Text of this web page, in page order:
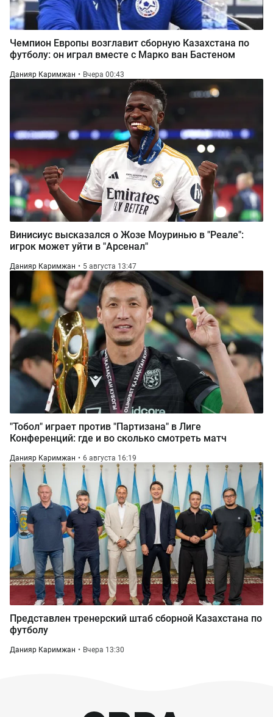
Чемпион Европы возглавит сборную Казахстана по
футболу: он играл вместе с Марко ван Бастеном
Данияр Каримжан Вчера 00:43
Винисиус высказался о Жозе Моуринью в "Реале":
игрок может уйти в "Арсенал"
Данияр Каримжан 5 августа 13:47
"Тобол" играет против "Партизана" в Лиге
Конференций: где и во сколько смотреть матч
Данияр Каримжан 6 августа 16:19
Представлен тренерский штаб сборной Казахстана по
футболу
Данияр Каримжан Вчера 13:30